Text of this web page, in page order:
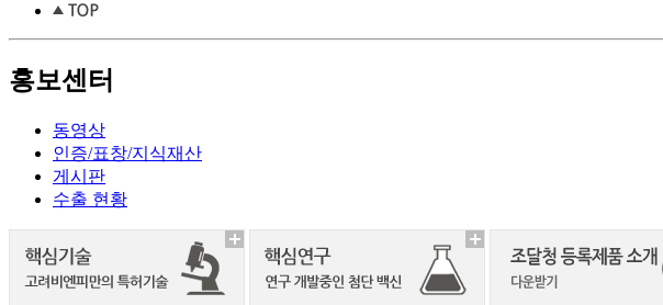
홍보센터
동영상
인증/표창/지식재산
게시판
수출 현황